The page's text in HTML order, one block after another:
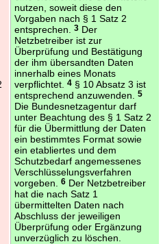
nutzen, soweit diese den
Vorgaben nach § 1 Satz 2
entsprechen.
3Der
Netzbetreiber ist zur
Überprüfung und Bestätigung
der ihm übersandten Daten
innerhalb eines Monats
verpflichtet.
4§ 10 Absatz 3 ist
entsprechend anzuwenden.
5
Die Bundesnetzagentur darf
unter Beachtung des § 1 Satz 2
für die Übermittlung der Daten
ein bestimmtes Format sowie
ein etabliertes und dem
Schutzbedarf angemessenes
Verschlüsselungsverfahren
vorgeben.
6Der Netzbetreiber
hat die nach Satz 1
übermittelten Daten nach
Abschluss der jeweiligen
Überprüfung oder Ergänzung
unverzüglich zu löschen.